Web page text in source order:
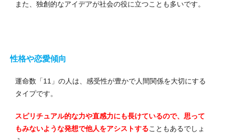
また、独創的なアイデアが社会の役に立つことも多いです。
性格や恋愛傾向
運命数「11」の人は、感受性が豊かで人間関係を大切にする
タイプです。
スピリチュアル的な力や直感力にも長けているので、思って
もみないような発想で他人をアシストすることもあるでしょ